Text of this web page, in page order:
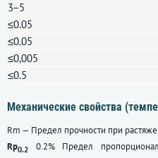
3−5
≤0.05
≤0.05
≤0,005
≤0.5
Механические свойства
Rm — Предел прочности при
Rp0.2
0.2% Предел